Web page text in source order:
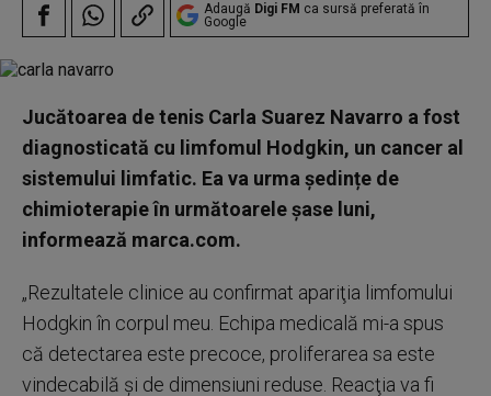
Adaugă Digi FM ca sursă preferată în
Google
Jucătoarea de tenis Carla Suarez Navarro a fost
diagnosticată cu limfomul Hodgkin, un cancer al
sistemului limfatic. Ea va urma ședințe de
chimioterapie în următoarele şase luni,
informează marca.com.
„Rezultatele clinice au confirmat apariţia limfomului
Hodgkin în corpul meu. Echipa medicală mi-a spus
că detectarea este precoce, proliferarea sa este
vindecabilă şi de dimensiuni reduse. Reacţia va fi